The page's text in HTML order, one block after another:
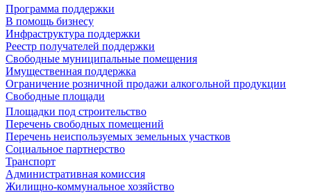
Программа поддержки
В помощь бизнесу
Инфраструктура поддержки
Реестр получателей поддержки
Свободные муниципальные помещения
Имущественная поддержка
Ограничение розничной продажи алкогольной продукции
Свободные площади
Площадки под строительство
Перечень свободных помещений
Перечень неиспользуемых земельных участков
Социальное партнерство
Транспорт
Административная комиссия
Жилищно-коммунальное хозяйство